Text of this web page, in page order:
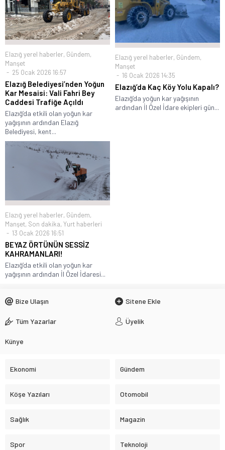
Elazığ yerel haberler, Gündem,
Manşet
25 Ocak 2026 16:57
Elazığ Belediyesi’nden Yoğun
Kar Mesaisi: Vali Fahri Bey
Caddesi Trafiğe Açıldı
Elazığ’da etkili olan yoğun kar
yağışının ardından Elazığ
Belediyesi, kent...
Elazığ yerel haberler, Gündem,
Manşet
16 Ocak 2026 14:35
Elazığ’da Kaç Köy Yolu Kapalı?
Elazığ’da yoğun kar yağışının
ardından İl Özel İdare ekipleri gün...
Elazığ yerel haberler, Gündem,
Manşet, Son dakika, Yurt haberleri
13 Ocak 2026 16:51
BEYAZ ÖRTÜNÜN SESSİZ
KAHRAMANLARI!
Elazığ’da etkili olan yoğun kar
yağışının ardından İl Özel İdaresi...
Bize Ulaşın Sitene Ekle
Tüm Yazarlar Üyelik
Künye
Ekonomi Gündem
Köşe Yazıları Otomobil
Sağlık Magazin
Spor Teknoloji